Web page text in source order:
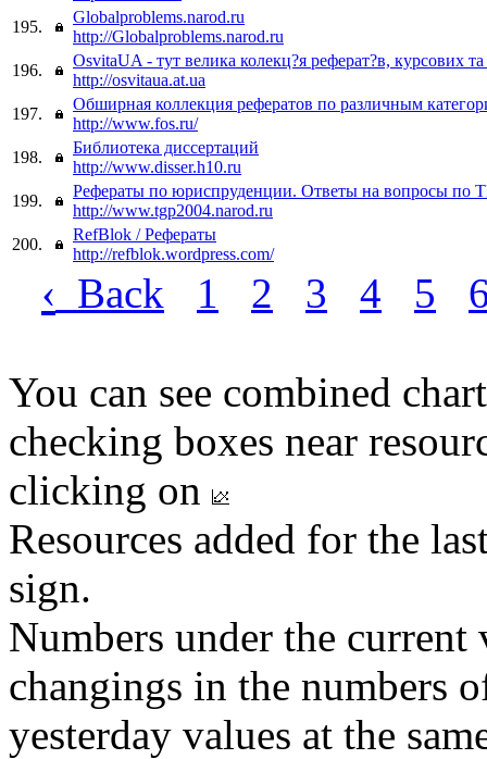
195.
Globalproblems.narod.ru
http://Globalproblems.narod.ru
196.
OsvitaUA - тут велика колекц?я реферат?в, курсових
http://osvitaua.at.ua
197.
Обширная коллекция рефератов по различным
http://www.fos.ru/
198.
Библиотека диссертаций
http://www.disser.h10.ru
199.
Рефераты по юриспруденции. Ответы на вопросы по
http://www.tgp2004.narod.ru
200.
RefBlok / Рефераты
http://refblok.wordpress.com/
‹ Back 1 2 3 4 5
You can see combined
checking boxes near
clicking on
Resources added for the
sign.
Numbers under the
changings in the numbers
yesterday values at the